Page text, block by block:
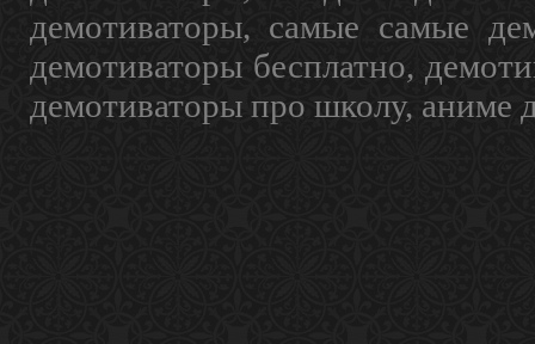
демотиваторы, самые самые
демотиваторы бесплатно,
демотиваторы про школу, аниме